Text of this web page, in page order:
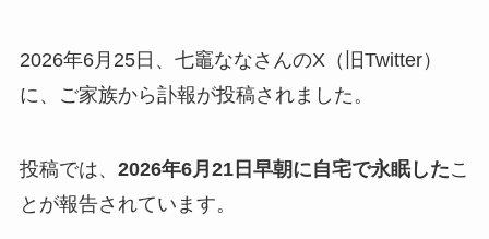
2026年6月25日、七竈ななさんのX（旧Twitter）
に、ご家族から訃報が投稿されました。
投稿では、 2026年6月21日早朝に自宅で永眠したこ
とが報告されています。